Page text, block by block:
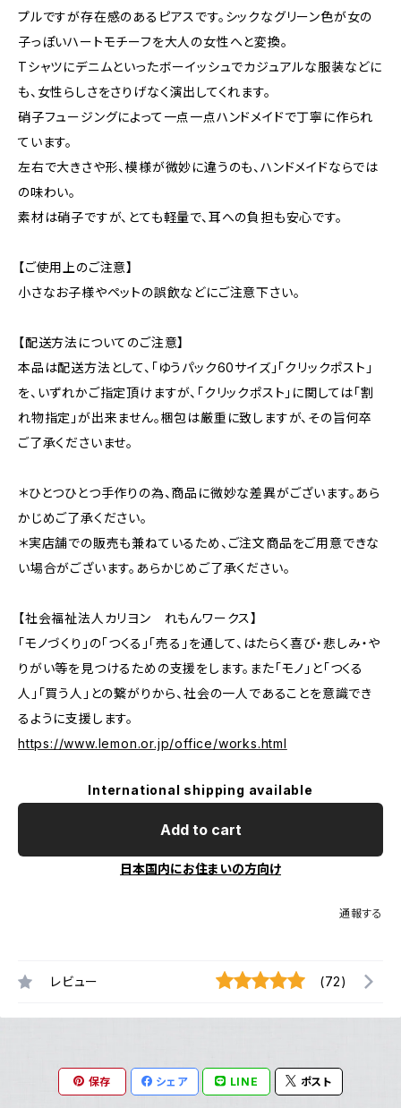
プルですが存在感のあるピアスです。シックなグリーン色が女の
子っぽいハートモチーフを大人の女性へと変換。
Tシャツにデニムといったボーイッシュでカジュアルな服装などに
も、女性らしさをさりげなく演出してくれます。
硝子フュージングによって一点一点ハンドメイドで丁寧に作られ
ています。
左右で大きさや形、模様が微妙に違うのも、ハンドメイドならでは
の味わい。
素材は硝子ですが、とても軽量で、耳への負担も安心です。
【ご使用上のご注意】
小さなお子様やペットの誤飲などにご注意下さい。
【配送方法についてのご注意】
本品は配送方法として、「ゆうパック60サイズ」「クリックポスト」
を、いずれかご指定頂けますが、「クリックポスト」に関しては「割
れ物指定」が出来ません。梱包は厳重に致しますが、その旨何卒
ご了承くださいませ。
＊ひとつひとつ手作りの為、商品に微妙な差異がございます。あら
かじめご了承ください。
＊実店舗での販売も兼ねているため、ご注文商品をご用意できな
い場合がございます。あらかじめご了承ください。
【社会福祉法人カリヨン れもんワークス】
「モノづくり」の「つくる」「売る」を通して、はたらく喜び・悲しみ・や
りがい等を見つけるための支援をします。また「モノ」と「つくる
人」「買う人」との繋がりから、社会の一人であることを意識でき
るように支援します。
https://www.lemon.or.jp/office/works.html
International shipping available
Add to cart
日本国内にお住まいの方向け
通報する
レビュー (72)
保存 シェア LINE ポスト